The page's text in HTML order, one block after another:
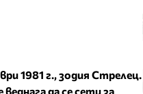
1981 г., зодия Стрелец.
да се сети за